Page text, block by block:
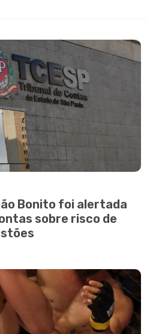
Bonito foi alertada
sobre risco de